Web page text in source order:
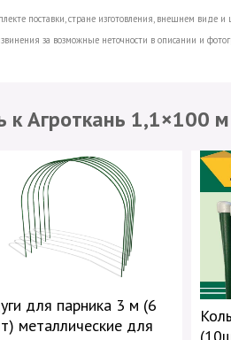
поставки, стране изготовления, внешнем виде
за возможные неточности в описании и
к Агроткань 1,1×100
для парника 3 м (6
металлические для